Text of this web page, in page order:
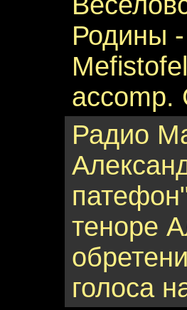
Родины
accomp.
Радио
теноре
голоса